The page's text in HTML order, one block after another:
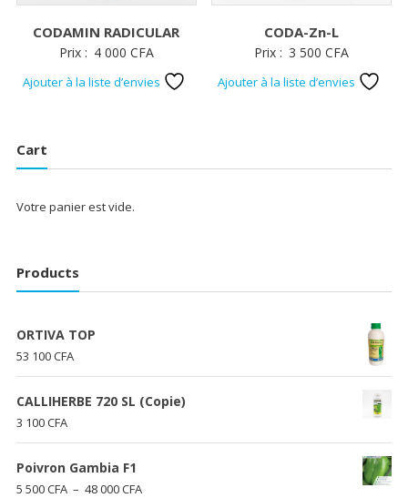
CODAMIN RADICULAR
Prix : 4 000 CFA
Ajouter à la liste d’envies
CODA-Zn-L
Prix : 3 500CFA
Ajouter à la liste d’envies
Cart
Votre panier est vide.
Products
ORTIVA TOP
53 100CFA
CALLIHERBE 720 SL (Copie)
3 100CFA
Poivron Gambia F1
5 500CFA – 48 000CFAPlage